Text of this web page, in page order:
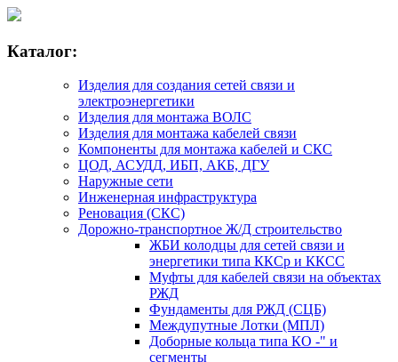
Каталог:
Изделия для создания сетей связи и
электроэнергетики
Изделия для монтажа ВОЛС
Изделия для монтажа кабелей связи
Компоненты для монтажа кабелей и СКС
ЦОД, АСУДД, ИБП, АКБ, ДГУ
Наружные сети
Инженерная инфраструктура
Реновация (СКС)
Дорожно-транспортное Ж/Д строительство
ЖБИ колодцы для сетей связи и
энергетики типа ККСр и ККСС
Муфты для кабелей связи на объектах
РЖД
Фундаменты для РЖД (СЦБ)
Междупутные Лотки (МПЛ)
Доборные кольца типа КО -" и
сегменты